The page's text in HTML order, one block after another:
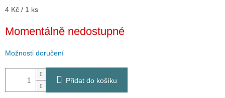
Měrná
4 Kč / 1 ks
Momentálně nedostupné
Možnosti doručení
Přidat do košíku